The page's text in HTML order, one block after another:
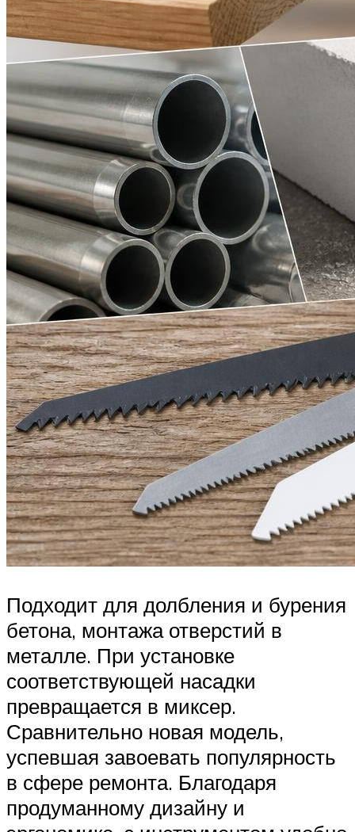
Подходит для долбления и бурения
бетона, монтажа отверстий в
металле. При установке
соответствующей насадки
превращается в миксер.
Сравнительно новая модель,
успевшая завоевать популярность
в сфере ремонта. Благодаря
продуманному дизайну и